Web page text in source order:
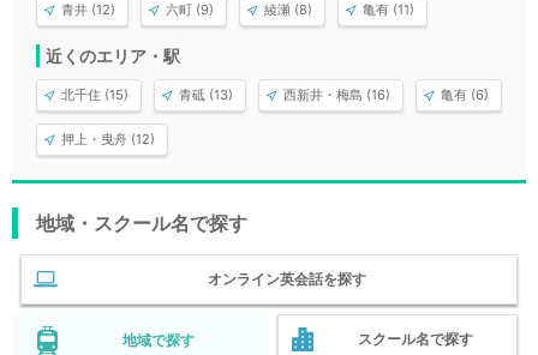
青井 (12) 六町 (9) 綾瀬 (8) 亀有 (11)
近くのエリア・駅
北千住 (15) 青砥 (13) 西新井・梅島 (16) 亀有 (6)
押上・曳舟 (12)
地域・スクール名で探す
オンライン英会話を探す
地域で探す スクール名で探す